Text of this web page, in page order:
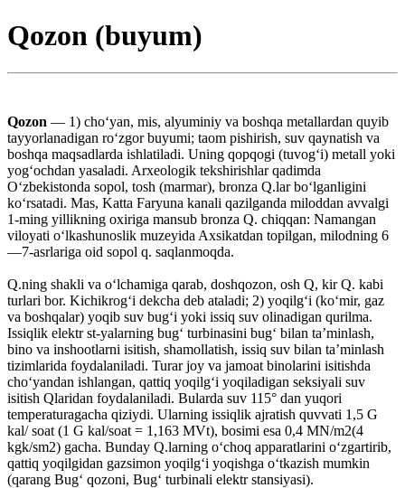
Qozon (buyum)
Qozon — 1) choʻyan, mis, alyuminiy va boshqa metallardan quyib
tayyorlanadigan roʻzgor buyumi; taom pishirish, suv qaynatish va
boshqa maqsadlarda ishlatiladi. Uning qopqogi (tuvogʻi) metall yoki
yogʻochdan yasaladi. Arxeologik tekshirishlar qadimda
Oʻzbekistonda sopol, tosh (marmar), bronza Q.lar boʻlganligini
koʻrsatadi. Mas, Katta Faryuna kanali qazilganda miloddan avvalgi
1-ming yillikning oxiriga mansub bronza Q. chiqqan: Namangan
viloyati oʻlkashunoslik muzeyida Axsikatdan topilgan, milodning 6
—7-asrlariga oid sopol q. saqlanmoqda.
Q.ning shakli va oʻlchamiga qarab, doshqozon, osh Q, kir Q. kabi
turlari bor. Kichikrogʻi dekcha deb ataladi; 2) yoqilgʻi (koʻmir, gaz
va boshqalar) yoqib suv bugʻi yoki issiq suv olinadigan qurilma.
Issiqlik elektr st-yalarning bugʻ turbinasini bugʻ bilan taʼminlash,
bino va inshootlarni isitish, shamollatish, issiq suv bilan taʼminlash
tizimlarida foydalaniladi. Turar joy va jamoat binolarini isitishda
choʻyandan ishlangan, qattiq yoqilgʻi yoqiladigan seksiyali suv
isitish Qlaridan foydalaniladi. Bularda suv 115° dan yuqori
temperaturagacha qiziydi. Ularning issiqlik ajratish quvvati 1,5 G
kal/ soat (1 G kal/soat = 1,163 MVt), bosimi esa 0,4 MN/m2(4
kgk/sm2) gacha. Bunday Q.larning oʻchoq apparatlarini oʻzgartirib,
qattiq yoqilgidan gazsimon yoqilgʻi yoqishga oʻtkazish mumkin
(qarang Bugʻ qozoni, Bugʻ turbinali elektr stansiyasi).